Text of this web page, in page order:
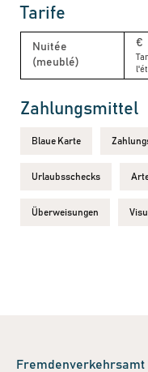
Tarife
Nuitée
(meublé)
€
Zahlungsmittel
Blaue Karte
Urlaubsschecks
Überweisungen
Fremdenverkehrsamt